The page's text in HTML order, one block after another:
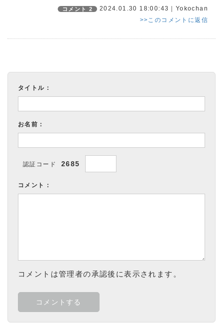
コメント 2
2024.01.30 18:00:43｜Yokochan
>>このコメントに返信
タイトル：
お名前：
認証コード 2685
コメント：
コメントは管理者の承認後に表示されます。